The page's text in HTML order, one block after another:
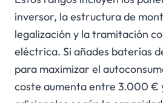
inversor, la estructura de
legalización y la tramitación
eléctrica. Si añades baterías
para maximizar el
coste aumenta entre 3.000